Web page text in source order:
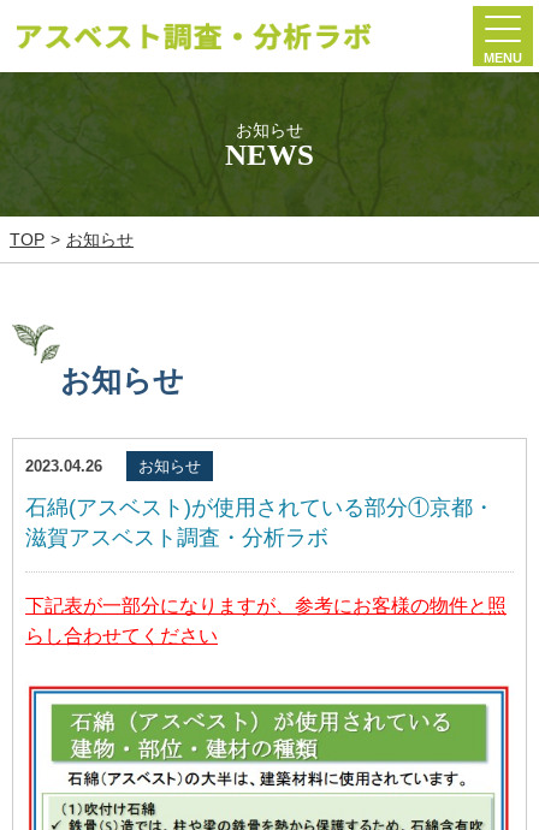
MENU
お知らせ
NEWS
TOP お知らせ
お知らせ
2023.04.26 お知らせ
石綿(アスベスト)が使用されている部分①京都・
滋賀アスベスト調査・分析ラボ
下記表が一部分になりますが、参考にお客様の物件と照
らし合わせてください